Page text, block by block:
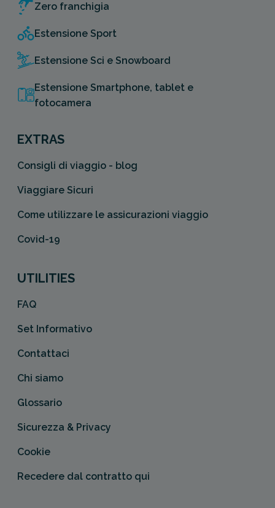
Zero franchigia
Estensione Sport
Estensione Sci e Snowboard
Estensione Smartphone, tablet e
fotocamera
EXTRAS
Consigli di viaggio - blog
Viaggiare Sicuri
Come utilizzare le assicurazioni viaggio
Covid-19
UTILITIES
FAQ
Set Informativo
Contattaci
Chi siamo
Glossario
Sicurezza & Privacy
Cookie
Recedere dal contratto qui